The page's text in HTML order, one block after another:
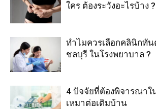
ใคร ต้องระวังอะไรบ้าง ?
ทำไมควรเลือกคลินิกทัน
ชลบุรี ในโรงพยาบาล ?
4 ปัจจัยที่ต้องพิจารณาใ
เหมาต่อเติมบ้าน